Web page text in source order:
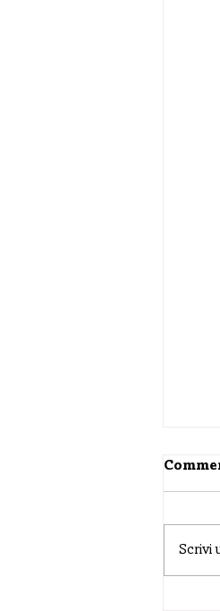
Scrivi